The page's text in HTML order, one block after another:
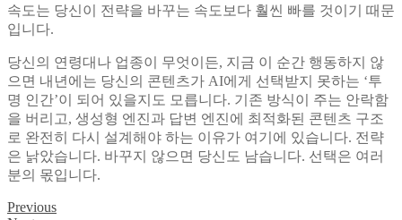
속도는 당신이 전략을 바꾸는 속도보다 훨씬 빠를 것이기 때문
입니다.
당신의 연령대나 업종이 무엇이든, 지금 이 순간 행동하지 않
으면 내년에는 당신의 콘텐츠가 AI에게 선택받지 못하는 ‘투
명 인간’이 되어 있을지도 모릅니다. 기존 방식이 주는 안락함
을 버리고, 생성형 엔진과 답변 엔진에 최적화된 콘텐츠 구조
로 완전히 다시 설계해야 하는 이유가 여기에 있습니다. 전략
은 낡았습니다. 바꾸지 않으면 당신도 남습니다. 선택은 여러
분의 몫입니다.
글
Previous